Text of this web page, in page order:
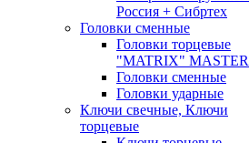
Россия + Сибртех
Головки сменные
Головки торцевые
"MATRIX" MASTER
Головки сменные
Головки ударные
Ключи свечные, Ключи
торцевые